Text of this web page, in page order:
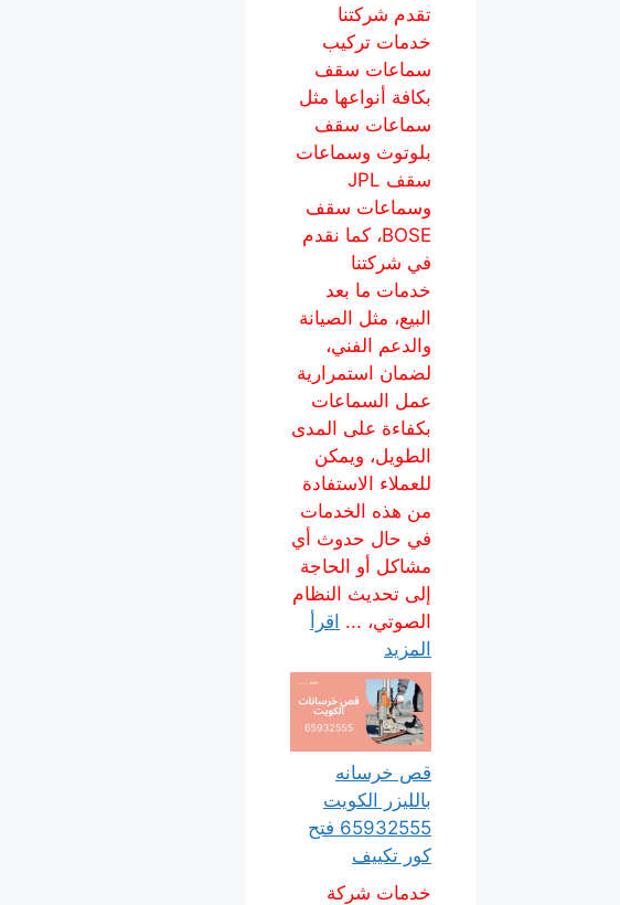
تقدم شركتنا
خدمات تركيب
سماعات سقف
بكافة أنواعها مثل
سماعات سقف
بلوتوث وسماعات
سقف JPL
وسماعات سقف
BOSE، كما نقدم
في شركتنا
خدمات ما بعد
البيع، مثل الصيانة
والدعم الفني،
لضمان استمرارية
عمل السماعات
بكفاءة على المدى
الطويل، ويمكن
للعملاء الاستفادة
من هذه الخدمات
في حال حدوث أي
مشاكل أو الحاجة
إلى تحديث النظام
الصوتي، ... اقرأ
المزيد
قص خرسانه
بالليزر الكويت
65932555 فتح
كور تكييف
خدمات شركة